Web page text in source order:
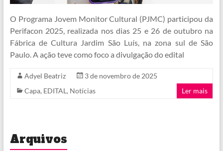
O Programa Jovem Monitor Cultural (PJMC) participou da
Perifacon 2025, realizada nos dias 25 e 26 de outubro na
Fábrica de Cultura Jardim São Luís, na zona sul de São
Paulo. A ação teve como foco a divulgação do edital
Adyel Beatriz
3 de novembro de 2025
Capa, EDITAL , Notícias Ler mais
Arquivos